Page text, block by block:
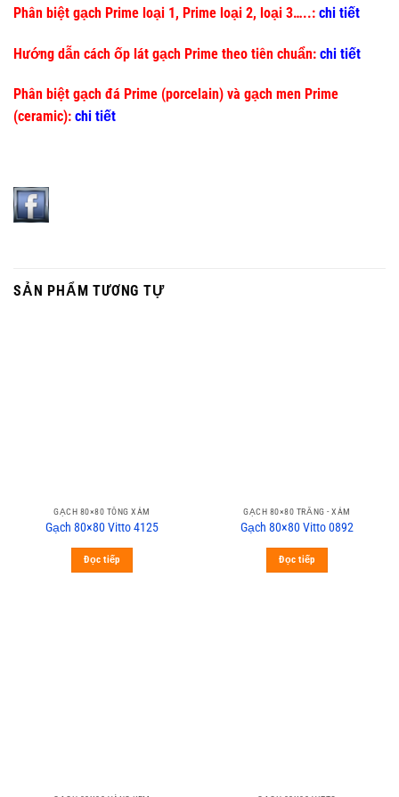
Phân biệt gạch Prime loại 1, Prime loại 2, loại 3…..: chi tiết
Hướng dẫn cách ốp lát gạch Prime theo tiên chuẩn: chi tiết
Phân biệt gạch đá Prime (porcelain) và gạch men Prime
(ceramic): chi tiết
SẢN PHẨM TƯƠNG TỰ
GẠCH 80×80 TÔNG XÁM
Gạch 80×80 Vitto 4125
Đọc tiếp
GẠCH 80×80 TRẮNG - XÁM
Gạch 80×80 Vitto 0892
Đọc tiếp